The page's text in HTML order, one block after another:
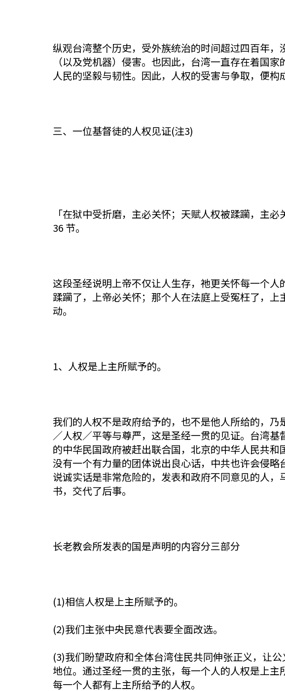
纵观台湾整个历史，受外族统治的时间超过四百年
（以及党机器）侵害。也因此，台湾一直存在着国
人民的坚毅与韧性。因此，人权的受害与争取，便构
三、一位基督徒的人权见证(注3)
「在狱中受折磨，主必关怀；天赋人权被蹂躏，主
36 节。
这段圣经说明上帝不仅让人生存，祂更关怀每一个
蹂躏了，上帝必关怀；那个人在法庭上受冤枉了，
动。
1、人权是上主所赋予的。
我们的人权不是政府给予的，也不是他人所给的，
／人权／平等与尊严，这是圣经一贯的见证。台湾
的中华民国政府被赶出联合国，北京的中华人民共
没有一个有力量的团体说出良心话，中共也许会侵
说诚实话是非常危险的，发表和政府不同意见的人
书，交代了后事。
长老教会所发表的国是声明的内容分三部分
(1)相信人权是上主所赋予的。
(2)我们主张中央民意代表要全面改选。
(3)我们盼望政府和全体台湾住民共同伸张正义，让
地位。通过圣经一贯的主张，每一个人的人权是上
每一个人都有上主所给予的人权。